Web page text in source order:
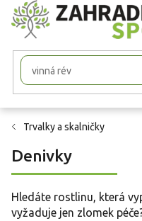
Přejít
na
obsah
Trvalky a skalničky
Denivky
Hledáte rostlinu, která
vyžaduje jen zlomek